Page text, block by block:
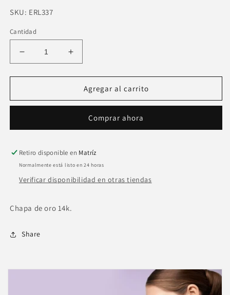
SKU:
SKU: ERL337
Cantidad
Reducir
cantidad
para
ajustable
zirconia
pico
Aumentar
cantidad
para
Anillo
ajustable
delgadas
zirconia
pico
Agregar al carrito
Comprar ahora
Retiro disponible en Matríz
Normalmente está listo en 24 horas
Verificar disponibilidad en otras tiendas
Chapa de oro 14k.
Share